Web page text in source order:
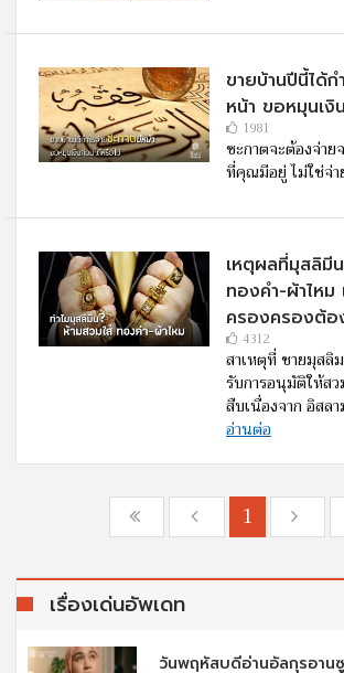
ขายบ้านปีนี้ได้ก
หน้า ขอหมุนเงิ
1981
ซะกาตจะต้องจ่าย
ที่คุณมีอยู่ ไม่ใช่จ่า
เหตุผลที่มุสลิมี
ทองคำ-ผ้าไหม
ครองครองต้อ
4312
สาเหตุที่ ชายมุสลิ
รับการอนุมัติให้ส
สืบเนื่องจาก อิสล
อ่านต่อ
1
เรื่องเด่นอัพเดท
วันพฤหัสบดีอ่านอัลกุรอานซู